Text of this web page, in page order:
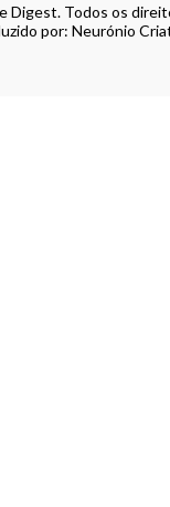
Digest. Todos os
por: Neurónio